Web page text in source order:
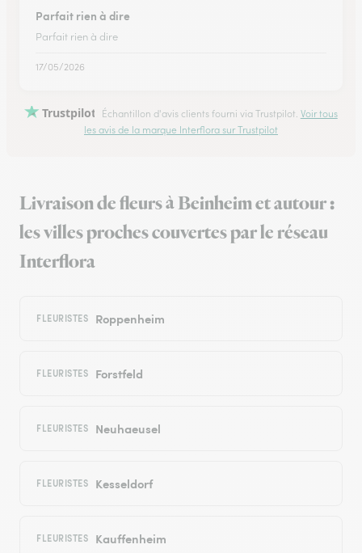
Parfait rien à dire
Parfait rien à dire
17/05/2026
Trustpilot Échantillon d'avis clients fourni via Trustpilot. Voir tous
les avis de la marque Interflora sur Trustpilot
Livraison de fleurs à Beinheim et autour :
les villes proches couvertes par le réseau
Interflora
FLEURISTES Roppenheim
FLEURISTES Forstfeld
FLEURISTES Neuhaeusel
FLEURISTES Kesseldorf
FLEURISTES Kauffenheim